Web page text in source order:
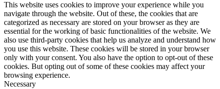
This website uses cookies to improve your experience while you
navigate through the website. Out of these, the cookies that are
categorized as necessary are stored on your browser as they are
essential for the working of basic functionalities of the website. We
also use third-party cookies that help us analyze and understand how
you use this website. These cookies will be stored in your browser
only with your consent. You also have the option to opt-out of these
cookies. But opting out of some of these cookies may affect your
browsing experience.
Necessary